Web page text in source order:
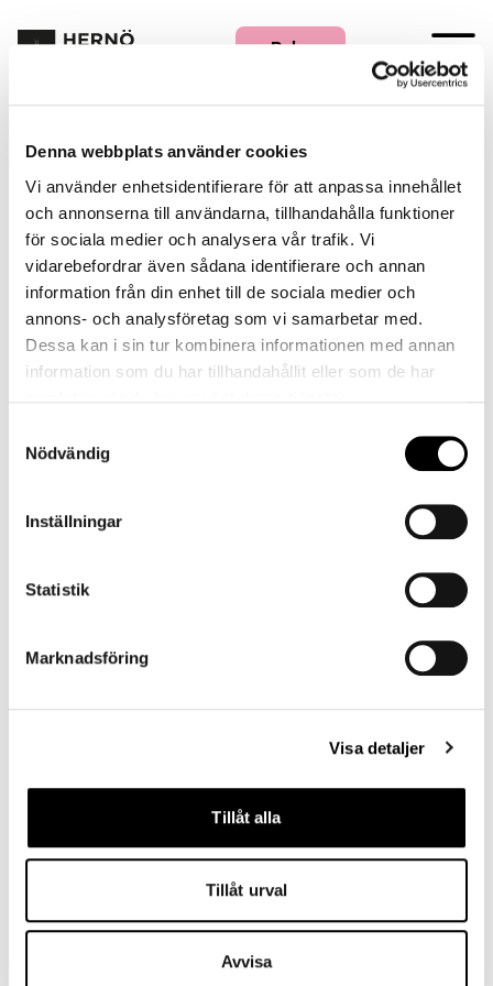
Denna webbplats använder cookies
Vi använder enhetsidentifierare för att anpassa innehållet
och annonserna till användarna, tillhandahålla funktioner
för sociala medier och analysera vår trafik. Vi
vidarebefordrar även sådana identifierare och annan
information från din enhet till de sociala medier och
annons- och analysföretag som vi samarbetar med.
Dessa kan i sin tur kombinera informationen med annan
information som du har tillhandahållit eller som de har
Nödvändig
Inställningar
Statistik
Marknadsföring
Visa detaljer
Tillåt alla
Tillåt urval
Avvisa
Boka
Hernö Gin Hotell
E-MAIL:
reception@hernoginhotell.com
PHONE:
+46611-434 130
ADDRESS:
Kanaludden 2
Latitud: 62.6281658
Navigate on this page
Packages
Conference